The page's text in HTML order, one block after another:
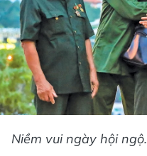
Niềm vui ngày hội ngộ.